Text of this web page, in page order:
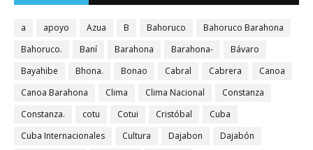
a apoyo Azua B Bahoruco
Bahoruco Barahona
Bahoruco.
Baní Barahona Barahona-
Bávaro
Bayahibe
Bhona. Bonao Cabral Cabrera
Canoa
Canoa Barahona
Clima Clima Nacional
Constanza
Constanza.
cotu Cotui Cristóbal
Cuba
Cuba Internacionales
Cultura Dajabon
Dajabón